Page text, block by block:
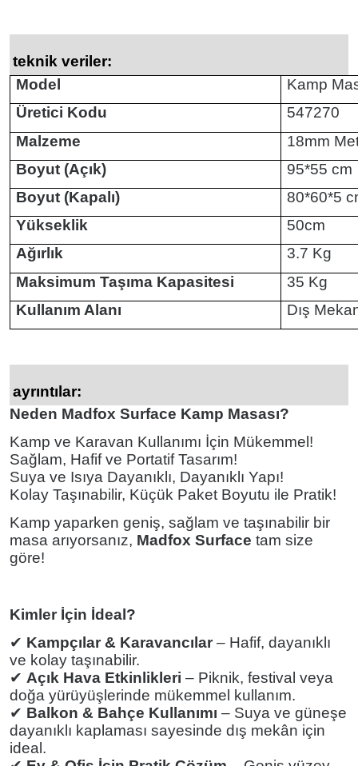
teknik veriler:
Model
Kamp
Üretici Kodu
547270
Malzeme
18mm
Boyut (Açık)
95*55 cm
Boyut (Kapalı)
80*60*5
Yükseklik
50cm
Ağırlık
3.7 Kg
Maksimum Taşıma Kapasitesi
35 Kg
Kullanım Alanı
Dış
ayrıntılar:
Neden Madfox Surface Kamp Masası?
Kamp ve Karavan Kullanımı İçin Mükemmel!
Sağlam, Hafif ve Portatif Tasarım!
Suya ve Isıya Dayanıklı, Dayanıklı Yapı!
Kolay Taşınabilir, Küçük Paket Boyutu ile Pratik!
Kamp yaparken geniş, sağlam ve taşınabilir bir
masa arıyorsanız, Madfox Surface tam size
göre!
Kimler İçin İdeal?
✔ Kampçılar & Karavancılar – Hafif, dayanıklı
ve kolay taşınabilir.
✔ Açık Hava Etkinlikleri – Piknik, festival veya
doğa yürüyüşlerinde mükemmel kullanım.
✔ Balkon & Bahçe Kullanımı – Suya ve güneşe
dayanıklı kaplaması sayesinde dış mekân için
ideal.